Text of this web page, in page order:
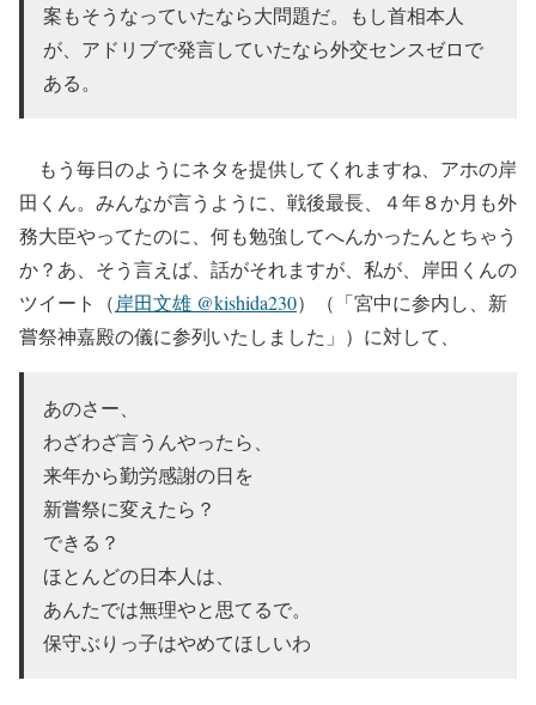
案もそうなっていたなら大問題だ。もし首相本人
が、アドリブで発言していたなら外交センスゼロで
ある。
もう毎日のようにネタを提供してくれますね、アホの岸
田くん。みんなが言うように、戦後最長、４年８か月も外
務大臣やってたのに、何も勉強してへんかったんとちゃう
か？あ、そう言えば、話がそれますが、私が、岸田くんの
ツイート（岸田文雄 @kishida230）（「宮中に参内し、新
嘗祭神嘉殿の儀に参列いたしました」）に対して、
あのさー、
わざわざ言うんやったら、
来年から勤労感謝の日を
新嘗祭に変えたら？
できる？
ほとんどの日本人は、
あんたでは無理やと思てるで。
保守ぶりっ子はやめてほしいわ